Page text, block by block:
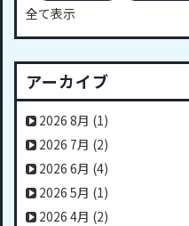
全て表示
アーカイブ
2026 8月 (1)
2026 7月 (2)
2026 6月 (4)
2026 5月 (1)
2026 4月 (2)